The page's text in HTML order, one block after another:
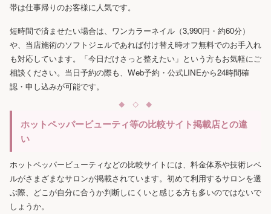
帯は仕事帰りのお客様に人気です。
短時間で済ませたい場合は、ワンカラーネイル（3,990円・約60分）
や、当店施術のソフトジェルであれば付け替え時オフ無料でのお手入れ
も対応しています。「今日だけさっと整えたい」という方もお気軽にご
相談ください。当日予約の際も、Web予約・公式LINEから24時間確
認・申し込みが可能です。
ホットペッパービューティ等の比較サイト掲載店との違
い
ホットペッパービューティなどの比較サイトには、料金体系や技術レベ
ルがさまざまなサロンが掲載されています。初めて利用するサロンを選
ぶ際、どこが自分に合うか判断しにくいと感じる方も多いのではないで
しょうか。